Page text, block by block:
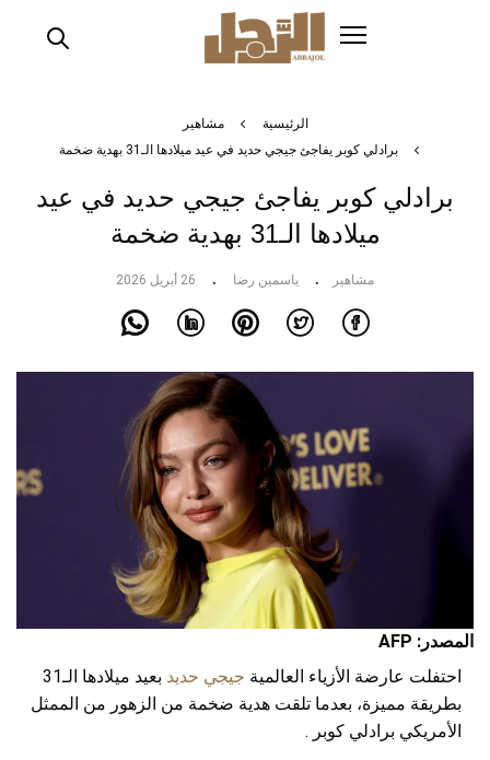
الرئيسية
مشاهير
برادلي كوبر يفاجئ جيجي حديد في عيد ميلادها الـ31 بهدية ضخمة
برادلي كوبر يفاجئ جيجي حديد في عيد
ميلادها الـ31 بهدية ضخمة
مشاهير ياسمين رضا 26 أبريل 2026
المصدر: AFP
احتفلت عارضة الأزياء العالمية جيجي حديد
بعيد ميلادها الـ31
بطريقة مميزة، بعدما تلقت هدية ضخمة من الزهور من الممثل
الأمريكي برادلي كوبر .